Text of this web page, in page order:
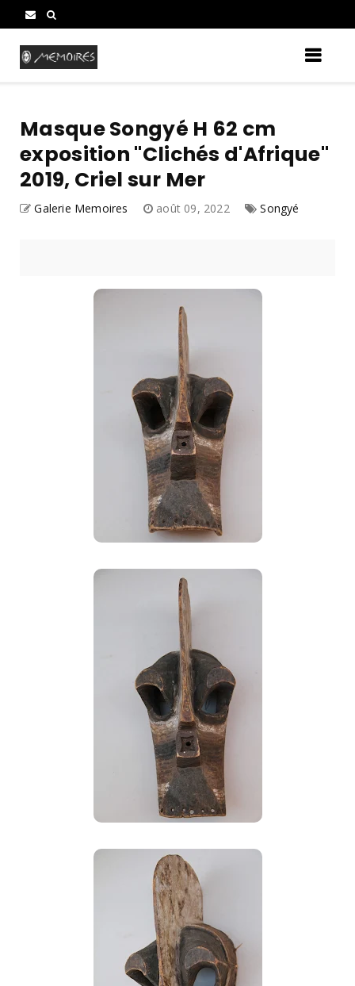
Masque Songyé H 62 cm
exposition "Clichés d'Afrique"
2019, Criel sur Mer
Galerie Memoires août 09, 2022 Songyé